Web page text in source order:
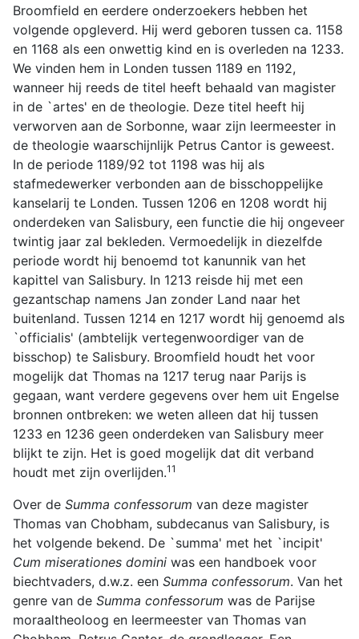
Broomfield en eerdere onderzoekers hebben het
volgende opgleverd. Hij werd geboren tussen ca. 1158
en 1168 als een onwettig kind en is overleden na 1233.
We vinden hem in Londen tussen 1189 en 1192,
wanneer hij reeds de titel heeft behaald van magister
in de `artes' en de theologie. Deze titel heeft hij
verworven aan de Sorbonne, waar zijn leermeester in
de theologie waarschijnlijk Petrus Cantor is geweest.
In de periode 1189/92 tot 1198 was hij als
stafmedewerker verbonden aan de bisschoppelijke
kanselarij te Londen. Tussen 1206 en 1208 wordt hij
onderdeken van Salisbury, een functie die hij ongeveer
twintig jaar zal bekleden. Vermoedelijk in diezelfde
periode wordt hij benoemd tot kanunnik van het
kapittel van Salisbury. In 1213 reisde hij met een
gezantschap namens Jan zonder Land naar het
buitenland. Tussen 1214 en 1217 wordt hij genoemd als
`officialis' (ambtelijk vertegenwoordiger van de
bisschop) te Salisbury. Broomfield houdt het voor
mogelijk dat Thomas na 1217 terug naar Parijs is
gegaan, want verdere gegevens over hem uit Engelse
bronnen ontbreken: we weten alleen dat hij tussen
1233 en 1236 geen onderdeken van Salisbury meer
blijkt te zijn. Het is goed mogelijk dat dit verband
houdt met zijn overlijden.11
Over de Summa confessorum van deze magister
Thomas van Chobham, subdecanus van Salisbury, is
het volgende bekend. De `summa' met het `incipit'
Cum miserationes domini was een handboek voor
biechtvaders, d.w.z. een Summa confessorum. Van het
genre van de Summa confessorum was de Parijse
moraaltheoloog en leermeester van Thomas van